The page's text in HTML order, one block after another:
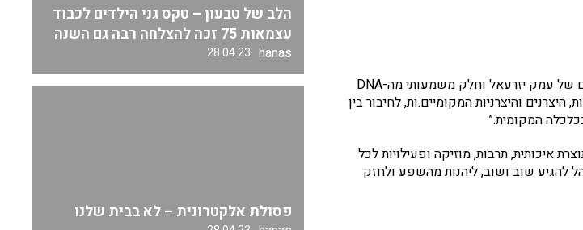
"החקלאות היא הלב הפועם של עמק יזרעאל וחלק משמעותי מה-DNA
והיצרניות המקומיים.ות, לחיבור בין
המקומית.”
איכותית, תרבות, מוזיקה ופעילויות לכל
להגיע שוב ושוב, ליהנות מהשפע ולחזק
הלב של טבעון – טקס גני הילדים לכבוד
עצמאות 75 זכה להצלחה רבה גם השנה
hanas
28.04.23
פסולת אלקטרונית – לא בבית שלנו